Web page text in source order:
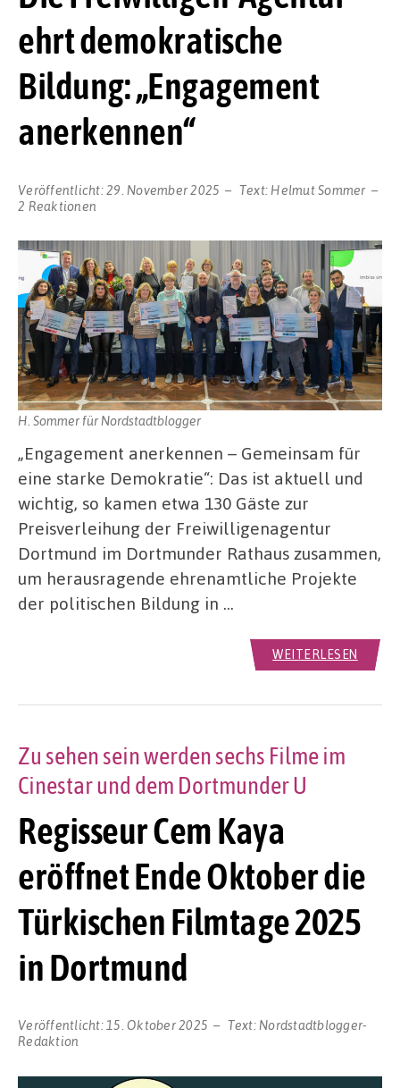
ehrt demokratische
Bildung: „Engagement
anerkennen“
Veröffentlicht:29. November 2025 Text: Helmut Sommer
2 Reaktionen
H. Sommer für Nordstadtblogger
„Engagement anerkennen – Gemeinsam für
eine starke Demokratie“: Das ist aktuell und
wichtig, so kamen etwa 130 Gäste zur
Preisverleihung der Freiwilligenagentur
Dortmund im Dortmunder Rathaus zusammen,
um herausragende ehrenamtliche Projekte
der politischen Bildung in …
WEITERLESEN
Regisseur Cem Kaya
eröffnet Ende Oktober die
Türkischen Filmtage 2025
in Dortmund
Zu sehen sein werden sechs Filme im
Cinestar und dem Dortmunder U
Veröffentlicht: 15. Oktober 2025 Text: Nordstadtblogger-
Redaktion